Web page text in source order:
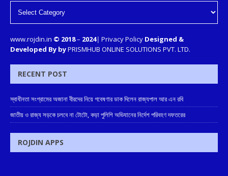
www.rojdin.in © 2018– 2024| Privacy Policy Designed &
Developed By byPRISMHUB ONLINE SOLUTIONS PVT. LTD.
RECENT POST
স্বাধীনতা সংগ্রামের অজানা বীরদের নিয়ে গবেষণার ডাক দিলেন রাজ্যপাল আর এন রবি
জাতীয় ও রাজ্য সড়কে চলবে না টোটো, কড়া পুলিশি অভিযানের নির্দেশ পরিবহণ দফতরের
ROJDIN APPS